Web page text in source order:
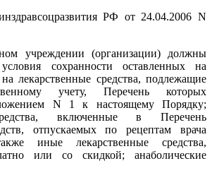
РФ от 24.04.2006 N
учреждении (организации) должны
сохранности оставленных на
лекарственные средства, подлежащие
учету, Перечень которых
N 1 к настоящему Порядку;
включенные в Перечень
отпускаемых по рецептам врача
иные лекарственные средства,
или со скидкой; анаболические